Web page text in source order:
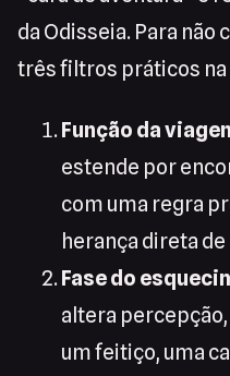
da Odisseia. Para não
três filtros práticos na
Função da
estende por
com uma regra
herança direta
Fase do
altera
um feitiço, uma